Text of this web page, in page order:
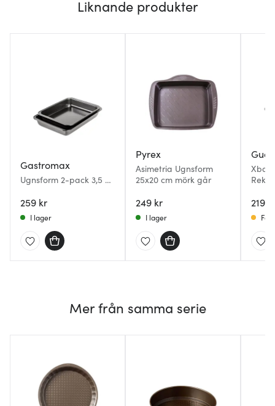
Liknande produkter
Gastromax
Ugnsform 2-pack 3,5 L
259 kr
I lager
Pyrex
Asimetria Ugnsform
25x20 cm mörk går
249 kr
I lager
219
Få
Mer från samma serie